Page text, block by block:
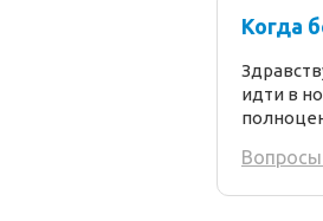
Когда
идти в
Вопросы